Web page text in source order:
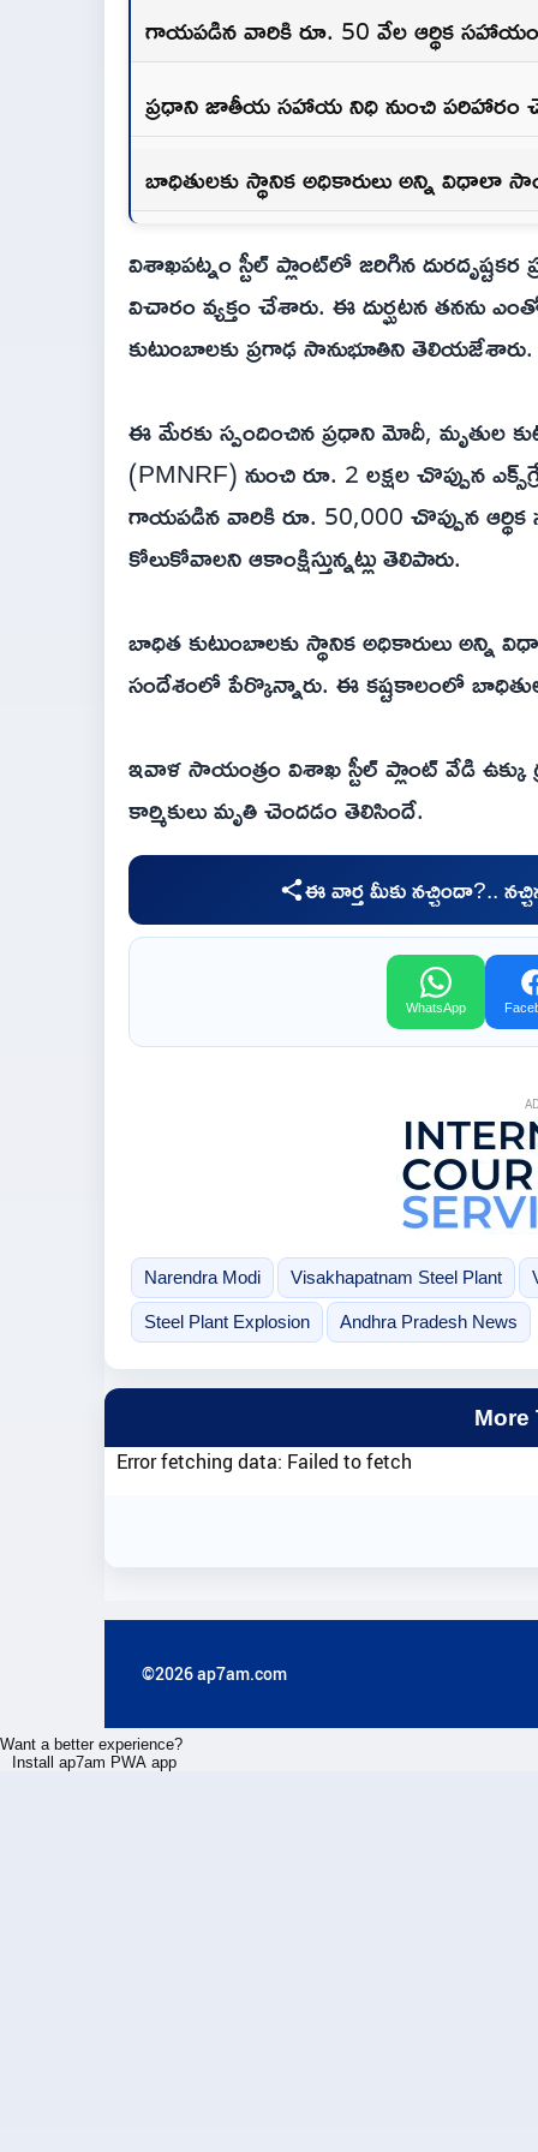
గాయపడిన వారికి రూ. 50 వేల ఆర్థిక సహాయం
ప్రధాని జాతీయ సహాయ నిధి నుంచి పరిహారం
బాధితులకు స్థానిక అధికారులు అన్ని విధాలా
విశాఖపట్నం స్టీల్ ప్లాంట్‌లో జరిగిన దురదృష్టకర
విచారం వ్యక్తం చేశారు. ఈ దుర్ఘటన తనను
కుటుంబాలకు ప్రగాఢ సానుభూతిని తెలియజేశారు.
ఈ మేరకు స్పందించిన ప్రధాని మోదీ, మృతుల
(PMNRF) నుంచి రూ. 2 లక్షల చొప్పున
గాయపడిన వారికి రూ. 50,000 చొప్పున ఆర్థిక
కోలుకోవాలని ఆకాంక్షిస్తున్నట్లు తెలిపారు.
బాధిత కుటుంబాలకు స్థానిక అధికారులు
సందేశంలో పేర్కొన్నారు. ఈ కష్టకాలంలో
ఇవాళ సాయంత్రం విశాఖ స్టీల్ ప్లాంట్ వేడి
కార్మికులు మృతి చెందడం తెలిసిందే.
ఈ వార్త మీకు నచ్చిందా?..
WhatsApp
Narendra Modi Visakhapatnam Steel Plant
Steel Plant Explosion Andhra Pradesh News
More
Error fetching data: Failed to fetch
©2026 ap7am.com
Want a better experience?
Install ap7am PWA app